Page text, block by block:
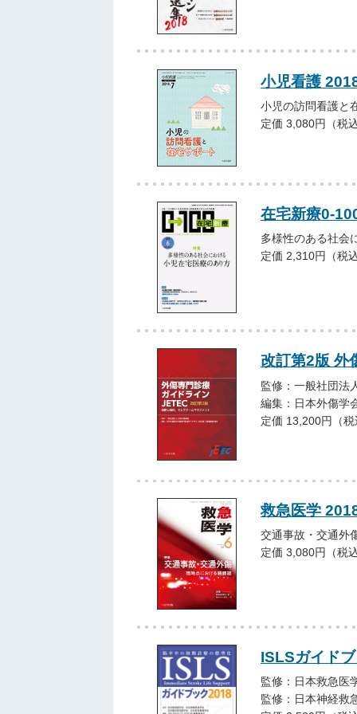
小児看護
小児の訪問看護と
定価 3,080円（税
在宅新療0-
多様性のある社会
定価 2,310円（税
改訂第2版 外
監修：一般社団法
編集：日本外傷学
定価 13,200円（税
救急医学
交通事故・交通外
定価 3,080円（税
ISLSガイド
監修：日本救急医
監修：日本神経救